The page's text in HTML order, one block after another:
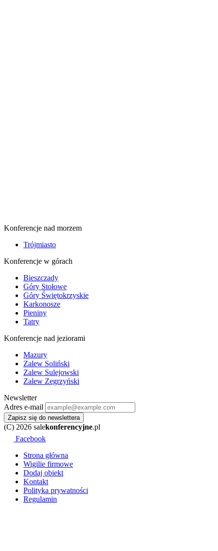
Konferencje nad morzem
Trójmiasto
Konferencje w górach
Bieszczady
Góry Stołowe
Góry Świętokrzyskie
Karkonosze
Pieniny
Tatry
Konferencje nad jeziorami
Mazury
Zalew Soliński
Zalew Sulejowski
Zalew Zegrzyński
Newsletter
Adres e-mail
Zapisz się do newslettera
(C) 2026 salekonferencyjne.pl
Facebook
Strona główna
Wigilie firmowe
Dodaj obiekt
Kontakt
Polityka prywatności
Regulamin